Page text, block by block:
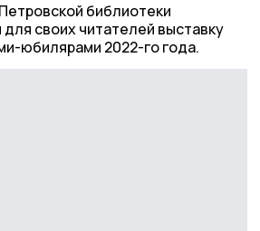
библиотеки
своих читателей выставку
юбилярами 2022-го года.